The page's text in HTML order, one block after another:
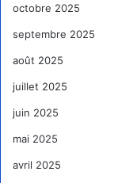
octobre 2025
septembre 2025
août 2025
juillet 2025
juin 2025
mai 2025
avril 2025